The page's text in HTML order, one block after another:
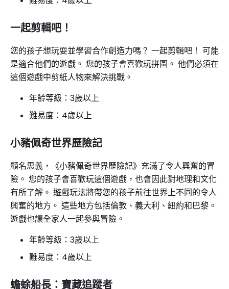
一起剪輯吧！
您的孩子想玩耍並學習合作創造力嗎？ 一起剪輯吧！ 可能
是適合他們的遊戲。 您的孩子會喜歡玩拼圖。 他們必須在
這個遊戲中剪紙人物來解決挑戰。
年齡等級：3歲以上
難易度：4歲以上
小豬佩奇世界歷險記
顧名思義，《小豬佩奇世界歷險記》充滿了令人興奮的冒
險。 您的孩子會喜歡玩這個遊戲，也會因此對地理和文化
有所了解。 遊戲玩法將帶您的孩子前往世界上不同的令人
興奮的地方。 這些地方包括倫敦、義大利、紐約和巴黎。
遊戲也讓全家人一起參與冒險。
年齡等級：3歲以上
難易度：4歲以上
蟾蜍船長：寶藏追蹤者